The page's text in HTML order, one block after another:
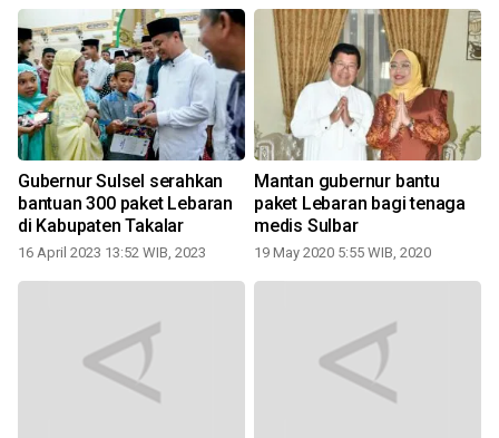
Gubernur Sulsel serahkan
bantuan 300 paket Lebaran
di Kabupaten Takalar
16 April 2023 13:52 WIB, 2023
Mantan gubernur bantu
paket Lebaran bagi tenaga
medis Sulbar
19 May 2020 5:55 WIB, 2020